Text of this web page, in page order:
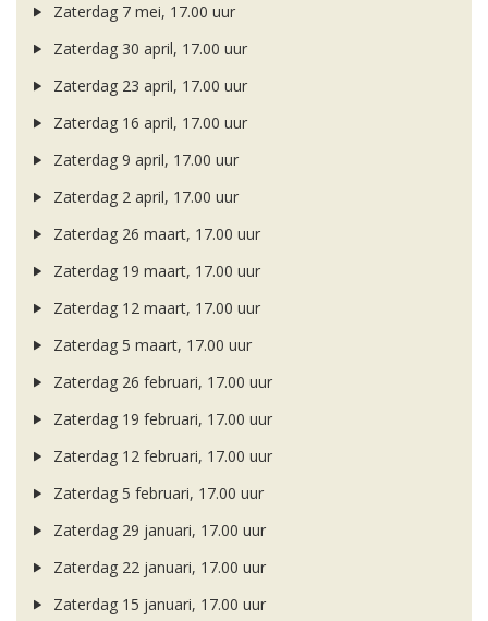
Zaterdag 7 mei, 17.00 uur
Zaterdag 30 april, 17.00 uur
Zaterdag 23 april, 17.00 uur
Zaterdag 16 april, 17.00 uur
Zaterdag 9 april, 17.00 uur
Zaterdag 2 april, 17.00 uur
Zaterdag 26 maart, 17.00 uur
Zaterdag 19 maart, 17.00 uur
Zaterdag 12 maart, 17.00 uur
Zaterdag 5 maart, 17.00 uur
Zaterdag 26 februari, 17.00 uur
Zaterdag 19 februari, 17.00 uur
Zaterdag 12 februari, 17.00 uur
Zaterdag 5 februari, 17.00 uur
Zaterdag 29 januari, 17.00 uur
Zaterdag 22 januari, 17.00 uur
Zaterdag 15 januari, 17.00 uur